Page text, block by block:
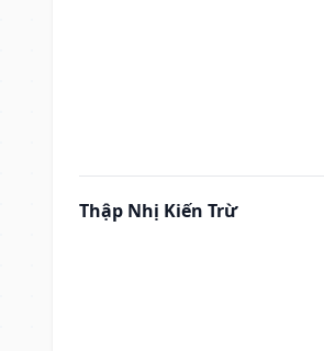
Thập Nhị Kiến Trừ